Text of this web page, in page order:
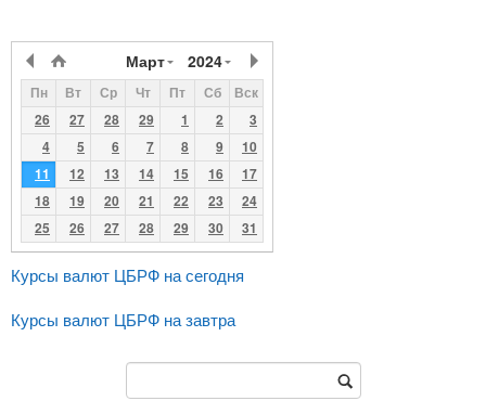
Март 2024
Пн Вт Ср Чт Пт Сб
Вск
26
27 28 29 1 2
3
4
5 6 7 8 9
10
11
12 13 14 15 16
17
18
19 20 21 22 23
24
25
26 27 28 29 30 31
Курсы валют ЦБРФ на сегодня
Курсы валют ЦБРФ на завтра